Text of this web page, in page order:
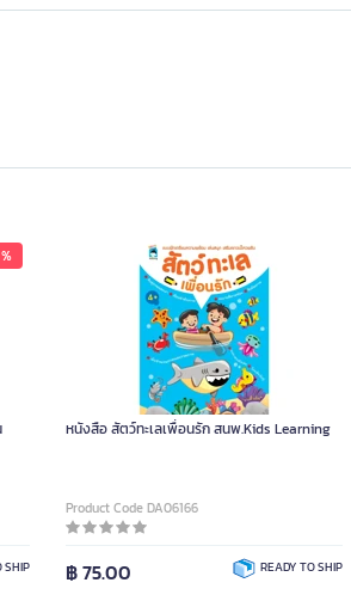
SHIP
หนังสือ สัตว์ทะเลเพื่อนรัก สนพ.Kids Learning
Product Code DA06166
฿ 75.00 READY TO SHIP